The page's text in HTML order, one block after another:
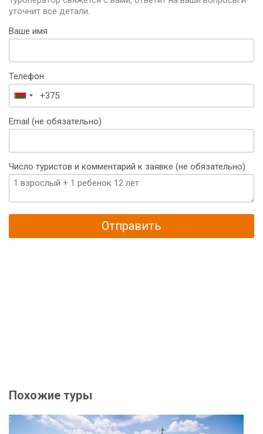
уточнит все детали.
Ваше имя
Телефон
Беларусь
+375
Email (не обязательно)
Число туристов и комментарий к заявке (не обязательно)
Отправить
Похожие туры